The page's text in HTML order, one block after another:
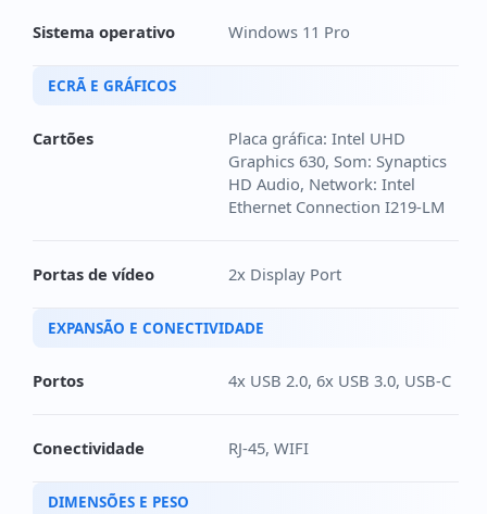
Sistema operativo Windows 11 Pro
ECRÃ E GRÁFICOS
Cartões
Placa gráfica: Intel UHD
Graphics 630, Som: Synaptics
HD Audio, Network: Intel
Ethernet Connection I219-LM
Portas de vídeo 2x Display Port
EXPANSÃO E CONECTIVIDADE
Portos 4x USB 2.0, 6x USB 3.0, USB-C
Conectividade RJ-45, WIFI
DIMENSÕES E PESO